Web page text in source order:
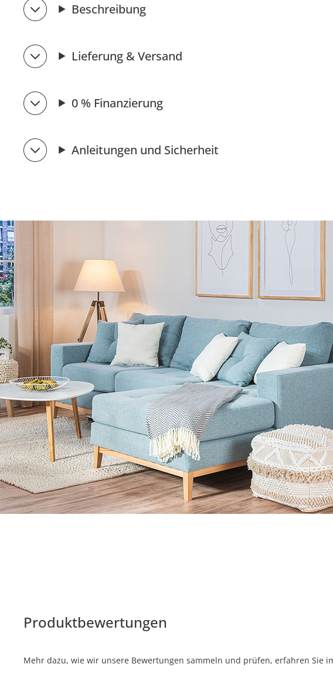
Beschreibung
Lieferung & Versand
0 % Finanzierung
Anleitungen und Sicherheit
Produktbewertungen
Mehr dazu, wie wir unsere Bewertungen sammeln und prüfen, erfahren Sie